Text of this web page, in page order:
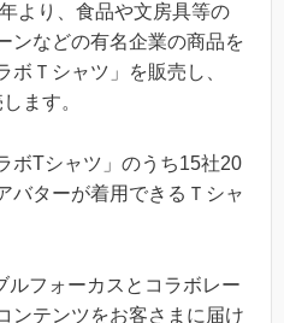
より、食品や文房具等の
ンなどの有名企業の商品を
ボＴシャツ」を販売し、
ます。
ボTシャツ」のうち15社20
バターが着用できるＴシャ
ルフォーカスとコラボレー
ンテンツをお客さまに届け